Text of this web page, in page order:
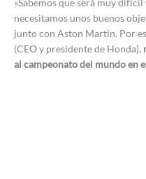
«Sabemos que será muy
necesitamos unos buenos
junto con Aston Martin. Por
(CEO y presidente de Honda),
al campeonato del mundo en